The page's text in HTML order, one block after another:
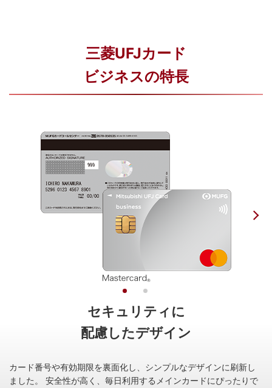
三菱UFJカード
ビジネスの特長
セキュリティに
配慮したデザイン
カード番号や有効期限を裏面化し、シンプルなデザインに刷新し
ました。
安全性が高く、毎日利用するメインカードにぴったりで